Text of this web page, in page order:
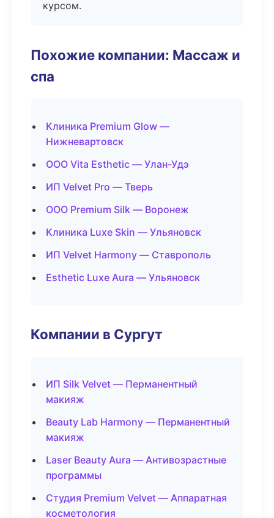
курсом.
Похожие компании: Массаж и
спа
Клиника Premium Glow —
Нижневартовск
ООО Vita Esthetic — Улан-Удэ
ИП Velvet Pro — Тверь
ООО Premium Silk — Воронеж
Клиника Luxe Skin — Ульяновск
ИП Velvet Harmony — Ставрополь
Esthetic Luxe Aura — Ульяновск
Компании в Сургут
ИП Silk Velvet — Перманентный
макияж
Beauty Lab Harmony — Перманентный
макияж
Laser Beauty Aura — Антивозрастные
программы
Студия Premium Velvet — Аппаратная
косметология